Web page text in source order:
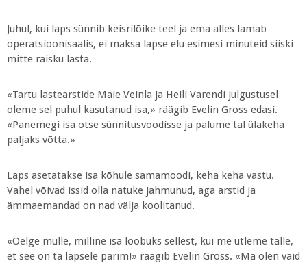
Juhul, kui laps sünnib keisrilõike teel ja ema alles lamab
operatsioonisaalis, ei maksa lapse elu esimesi minuteid siiski
mitte raisku lasta.
«Tartu lastearstide Maie Veinla ja Heili Varendi julgustusel
oleme sel puhul kasutanud isa,» räägib Evelin Gross edasi.
«Panemegi isa otse sünnitusvoodisse ja palume tal ülakeha
paljaks võtta.»
Laps asetatakse isa kõhule samamoodi, keha keha vastu.
Vahel võivad issid olla natuke jahmunud, aga arstid ja
ämmaemandad on nad välja koolitanud.
«Öelge mulle, milline isa loobuks sellest, kui me ütleme talle,
et see on ta lapsele parim!» räägib Evelin Gross. «Ma olen vaid